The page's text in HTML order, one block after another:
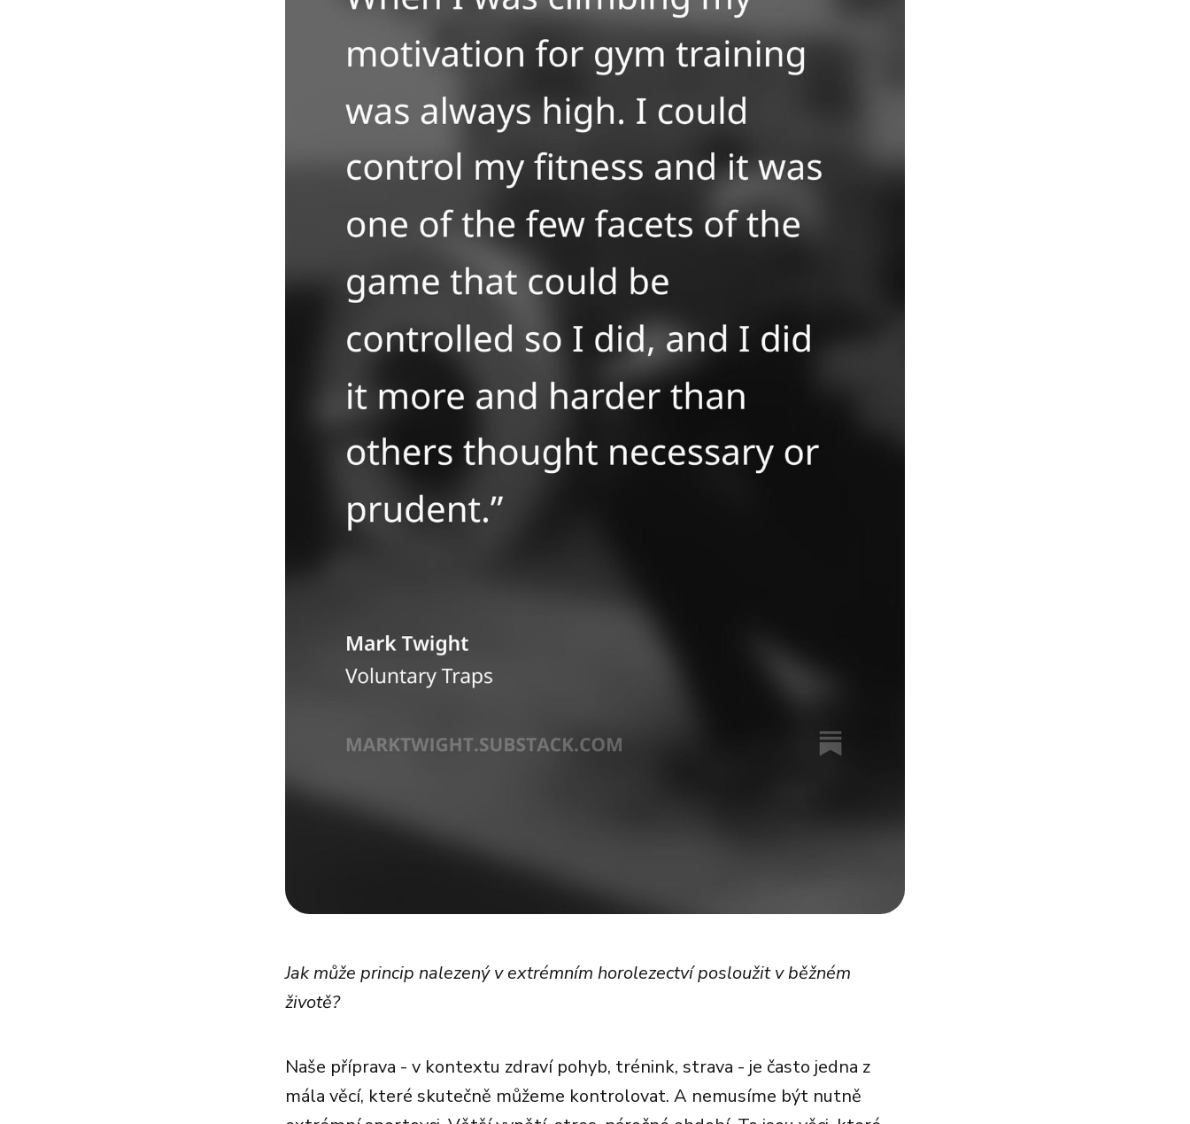
Jak může princip nalezený v extrémním horolezectví posloužit v běžném
životě?
Naše příprava - v kontextu zdraví pohyb, trénink, strava - je často jedna z
mála věcí, které skutečně můžeme kontrolovat. A nemusíme být nutně